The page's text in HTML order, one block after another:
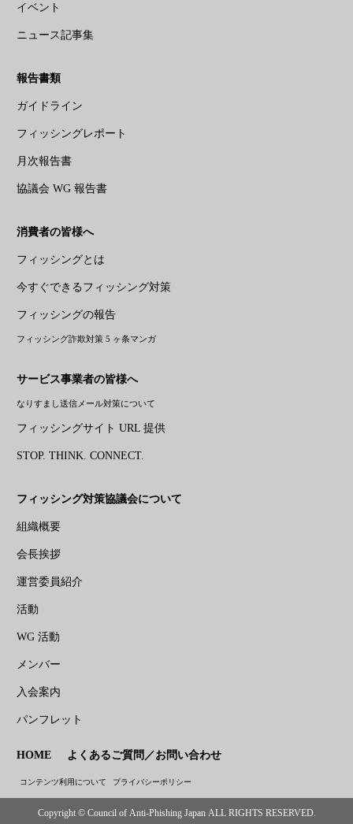
イベント
ニュース記事集
報告書類
ガイドライン
フィッシングレポート
月次報告書
協議会 WG 報告書
消費者の皆様へ
フィッシングとは
今すぐできるフィッシング対策
フィッシングの報告
フィッシング詐欺対策 5 ヶ条マンガ
サービス事業者の皆様へ
なりすまし送信メール対策について
フィッシングサイト URL 提供
STOP. THINK. CONNECT.
フィッシング対策協議会について
組織概要
会長挨拶
運営委員紹介
活動
WG 活動
メンバー
入会案内
パンフレット
HOME よくあるご質問／お問い合わせ
コンテンツ利用について プライバシーポリシー
Copyright © Council of Anti-Phishing Japan ALL RIGHTS RESERVED.